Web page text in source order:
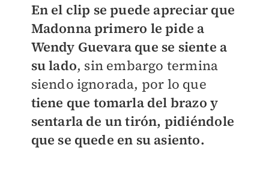
En el clip se puede apreciar que
Madonna primero le pide a
Wendy Guevara que se siente a
su lado, sin embargo termina
siendo ignorada, por lo que
tiene que tomarla del brazo y
sentarla de un tirón, pidiéndole
que se quede en su asiento.